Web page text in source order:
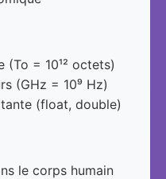
= 10¹² octets)
(GHz = 10⁹ Hz)
(float, double)
le corps humain